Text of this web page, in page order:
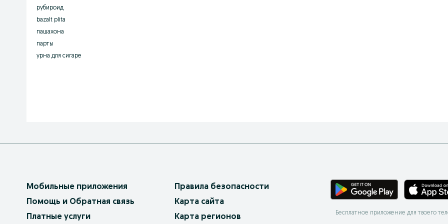
рубироид
bazalt plita
пашахона
парты
урна для сигаре
Мобильные приложения
Помощь и Обратная связь
Платные услуги
Правила безопасности
Карта сайта
Карта регионов
Бесплатное приложение для твоего